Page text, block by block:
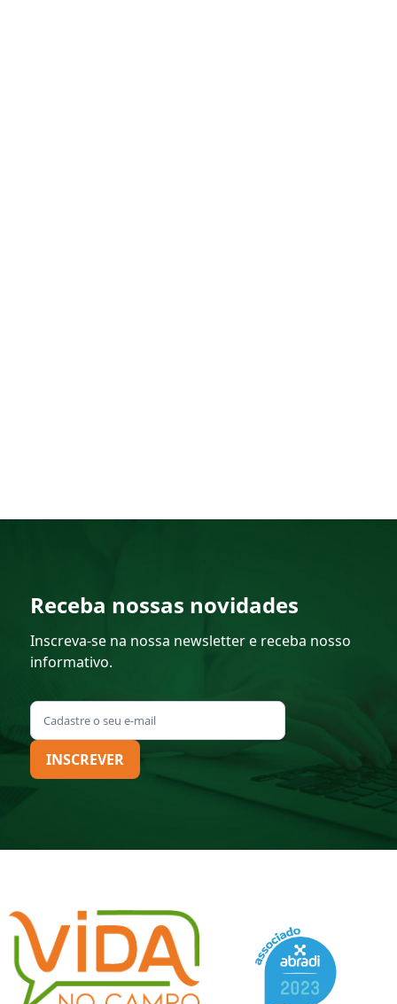
Receba nossas novidades
Inscreva-se na nossa newsletter e receba nosso
informativo.
INSCREVER